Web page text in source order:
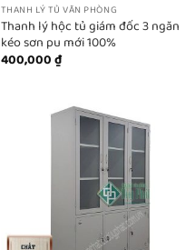
THANH LÝ TỦ VĂN PHÒNG
Thanh lý hộc tủ giám đốc 3 ngăn
kéo sơn pu mới 100%
400,000₫